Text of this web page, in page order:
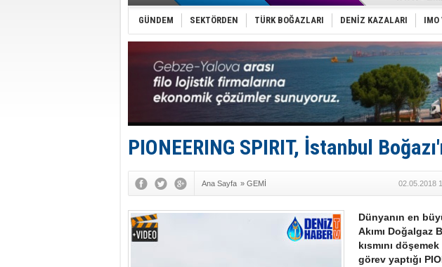
İstanbul
Tersane
İngiliz
FESCO,
DESE,
35 milyon
İnsansız
Yüzyıl
Anadolu
GÜNDEM SEKTÖRDEN TÜRK BOĞAZLARI DENİZ KAZALARI IMO
PIONEERING SPIRIT, İstanbul
Ana Sayfa » GEMİ 02.05.2018
Dünyanın en
Akımı Doğalgaz
kısmını
görev yaptığı